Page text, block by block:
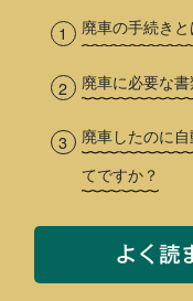
廃車の手続きと
廃車に必要な
廃車したのに
てですか？
よく読